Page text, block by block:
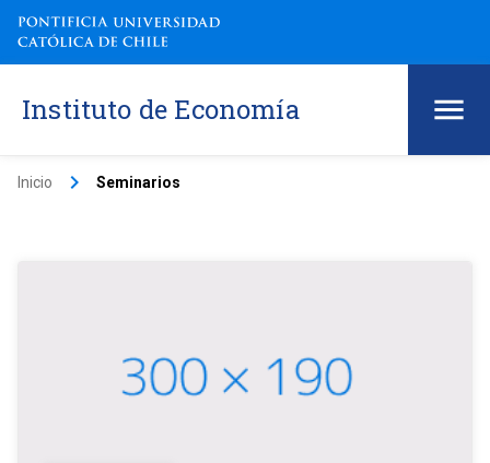
Instituto de Economía
Inicio keyboard_arrow_right Seminarios